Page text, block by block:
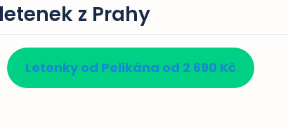
z Prahy
Letenky od Pelikána od 2 690 Kč